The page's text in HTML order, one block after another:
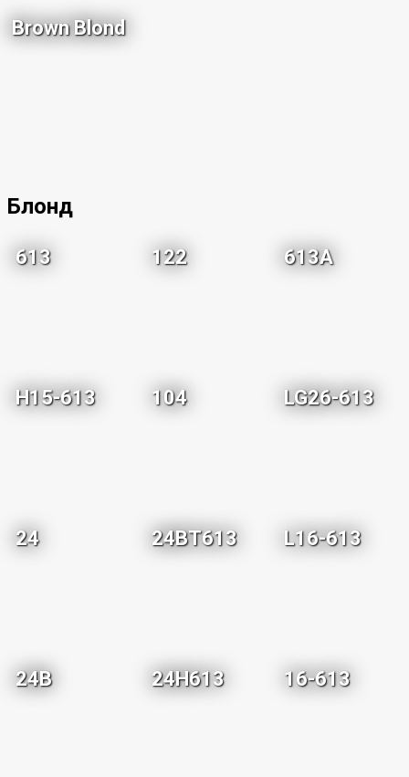
Brown Blond
Блонд
613 122 613A
H15-613 104 LG26-613
24 24BT613 L16-613
24B 24H613 16-613